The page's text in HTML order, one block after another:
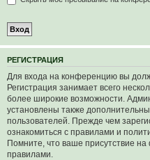
РЕГИСТРАЦИЯ
Для входа на конференцию вы
Регистрация занимает всего
более широкие возможности.
установлены также
пользователей. Прежде чем
ознакомиться с правилами и
Помните, что ваше присутствие
правилами.